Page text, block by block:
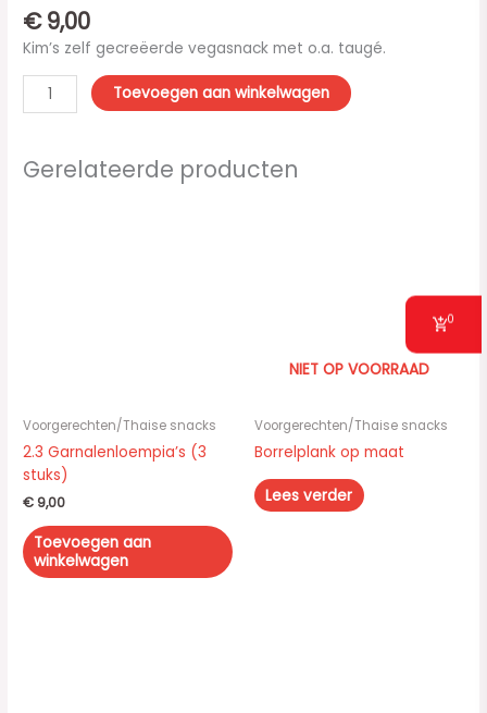
€9,00
Kim’s zelf gecreëerde vegasnack met o.a. taugé.
Toevoegen aan winkelwagen
Gerelateerde producten
Voorgerechten/Thaise snacks
2.3 Garnalenloempia’s (3
stuks)
€ 9,00
Toevoegen aan
winkelwagen
NIET OP VOORRAAD
Voorgerechten/Thaise snacks
Borrelplank op maat
Lees verder
0